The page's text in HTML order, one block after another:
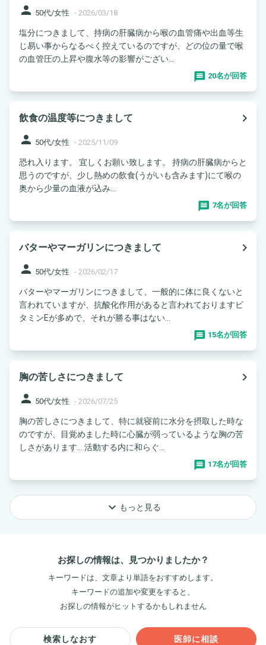
person 50代/女性 - 2026/03/18
塩分につきまして、持病の肝臓病から喉の血管痛や出血等生
じ易い事からなるべく控えているのですが、どの位の量で喉
の血管圧の上昇や腹水等の影響がござい...
20名が回答
飲食の温度等につきまして
navigate_next
person 50代/女性 - 2025/11/09
恐れ入ります。 宜しくお願い致します。 持病の肝臓病からと
思うのですが、少し熱めの飲食(うがいも含みます)にて喉の
奥から少量の血液が込み...
7名が回答
バターやマーガリンにつきまして
navigate_next
person 50代/女性 - 2026/02/17
バターやマーガリンにつきまして、一般的に体に良くないと
言われていますが、抗酸化作用があると言われておりますビ
タミンEが多めで、それが勝る事はない...
15名が回答
胸の苦しさにつきまして
navigate_next
person 50代/女性 - 2026/07/25
胸の苦しさにつきまして、特に就寝前に水分を摂取した時な
のですが、目覚めました時に心臓が弱っているような胸の苦
しさがあります… 活動する内に和らぐ...
17名が回答
keyboard_arrow_down もっと見る
お探しの情報は、見つかりましたか？
キーワードは、文章より単語をおすすめします。
キーワードの追加や変更をすると、
お探しの情報がヒットするかもしれません
検索しなおす 医師に相談